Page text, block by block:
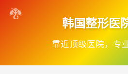
韩国整形医
靠近顶级医院，专